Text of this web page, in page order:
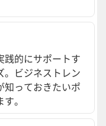
践的にサポートす
。ビジネストレン
知っておきたいポ
。